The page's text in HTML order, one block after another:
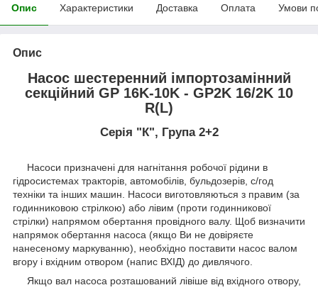
Опис Характеристики Доставка Оплата Умови
Опис
Насос шестеренний імпортозамінний
секційний GP 16K-10K - GP2K 16/2K 10
R(L)
Серія "К", Група 2+2
Насоси призначені для нагнітання робочої рідини в
гідросистемах тракторів, автомобілів, бульдозерів, с/год
техніки та інших машин. Насоси виготовляються з правим (за
годинниковою стрілкою) або лівим (проти годинникової
стрілки) напрямом обертання провідного валу. Щоб визначити
напрямок обертання насоса (якщо Ви не довіряєте
нанесеному маркуванню), необхідно поставити насос валом
вгору і вхідним отвором (напис ВХІД) до дивлячого.
Якщо вал насоса розташований лівіше від вхідного отвору,